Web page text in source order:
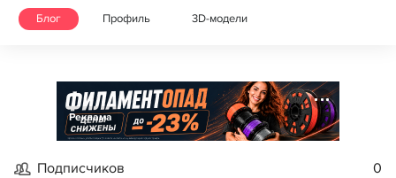
Блог Профиль 3D-модели
Реклама
Подписчиков 0